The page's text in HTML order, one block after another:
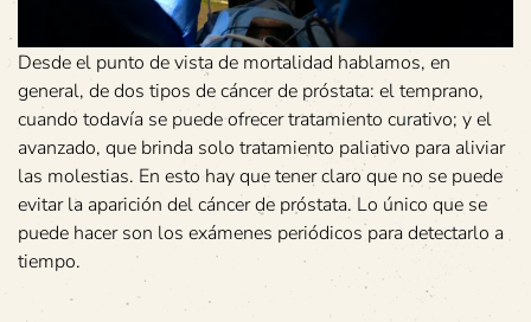
Desde el punto de vista de mortalidad hablamos, en
general, de dos tipos de cáncer de próstata: el temprano,
cuando todavía se puede ofrecer tratamiento curativo; y el
avanzado, que brinda solo tratamiento paliativo para aliviar
las molestias. En esto hay que tener claro que no se puede
evitar la aparición del cáncer de próstata. Lo único que se
puede hacer son los exámenes periódicos para detectarlo a
tiempo.